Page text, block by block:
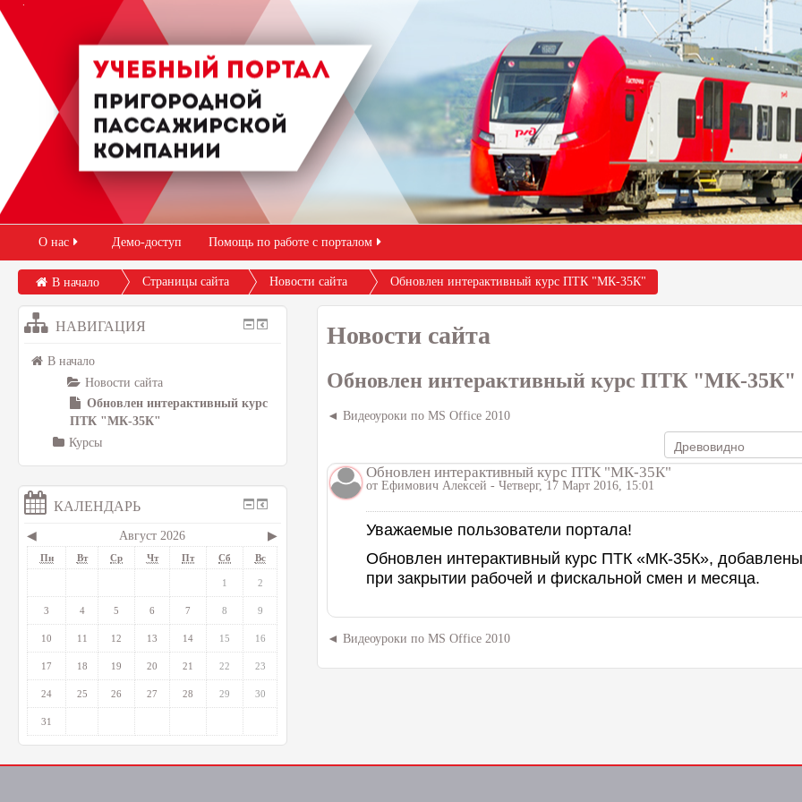
О нас Демо-доступ Помощь по работе с порталом
В начало Страницы сайта Новости сайта Обновлен интерактивный курс ПТК "МК-35К"
Новости сайта
Обновлен интерактивный курс ПТК "МК-35К"
Видеоуроки по MS Office 2010
Обновлен интерактивный курс ПТК "МК-35К"
отЕфимович Алексей - Четверг, 17 Март 2016, 15:01
Уважаемые пользователи портала!
Обновлен интерактивный курс ПТК «МК-35К»,
при закрытии рабочей и фискальной смен и месяца.
Видеоуроки по MS Office 2010
НАВИГАЦИЯ
В начало
Новости сайта
Обновлен интерактивный курс
ПТК "МК-35К"
Курсы
КАЛЕНДАРЬ
◀ Август 2026 ▶
Пн Вт Ср Чт Пт Сб Вс
1 2
3 4 5 6 7 8 9
10 11 12 13 14 15 16
17 18 19 20 21 22 23
24 25 26 27 28 29 30
31